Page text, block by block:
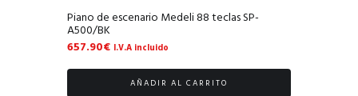
Piano de escenario Medeli 88 teclas SP-
A500/BK
657.90€ I.V.A incluido
AÑADIR AL CARRITO